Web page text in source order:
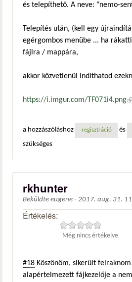
és telepíthető. A neve: "nemo-
Telepítés után, (kell egy
egérgombos menübe ... ha
fájlra / mappára,
akkor közvetlenül indíthatod
https://i.imgur.com/TF071i4.png
a hozzászóláshoz regisztráció és
szükséges
rkhunter
Beküldte eugene - 2017. aug. 31.
Értékelés:
Még nincs értékelve
#18 Köszönöm, sikerült
alapértelmezett fájkezelője a